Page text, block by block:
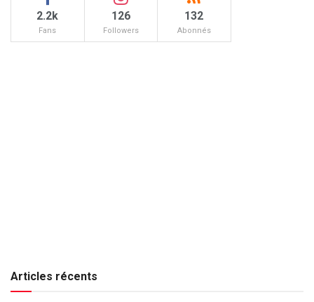
2.2k
Fans
126
Followers
132
Abonnés
Articles récents